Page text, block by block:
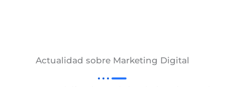
Actualidad sobre Marketing Digital